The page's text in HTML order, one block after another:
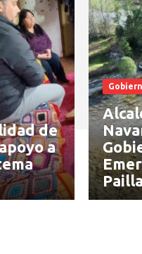
de
a